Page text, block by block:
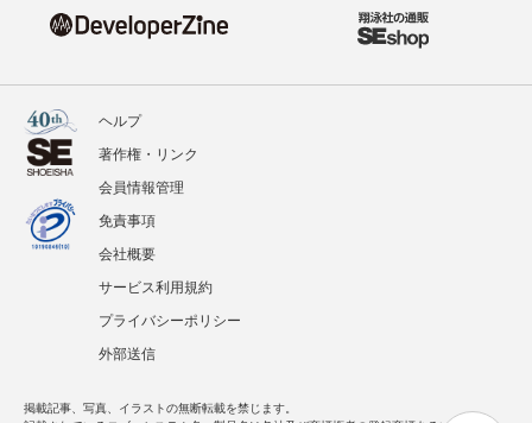
ヘルプ
著作権・リンク
会員情報管理
免責事項
会社概要
サービス利用規約
プライバシーポリシー
外部送信
掲載記事、写真、イラストの無断転載を禁じます。